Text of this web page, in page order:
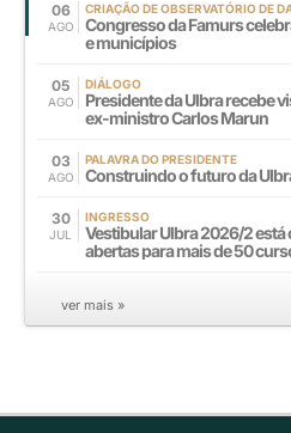
06
AGO
CRIAÇÃO DE OBSERVATÓRIO DE
Congresso da Famurs
e municípios
05
AGO
DIÁLOGO
Presidente da Ulbra recebe
ex-ministro Carlos Marun
03
AGO
PALAVRA DO PRESIDENTE
Construindo o futuro da
30
JUL
INGRESSO
Vestibular Ulbra 2026/2
abertas para mais de 50
ver mais »